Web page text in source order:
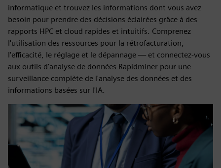
informatique et trouvez les informations dont vous avez
besoin pour prendre des décisions éclairées grâce à des
rapports HPC et cloud rapides et intuitifs. Comprenez
l'utilisation des ressources pour la rétrofacturation,
l'efficacité, le réglage et le dépannage — et connectez-vous
aux outils d'analyse de données Rapidminer pour une
surveillance complète de l'analyse des données et des
informations basées sur l'IA.